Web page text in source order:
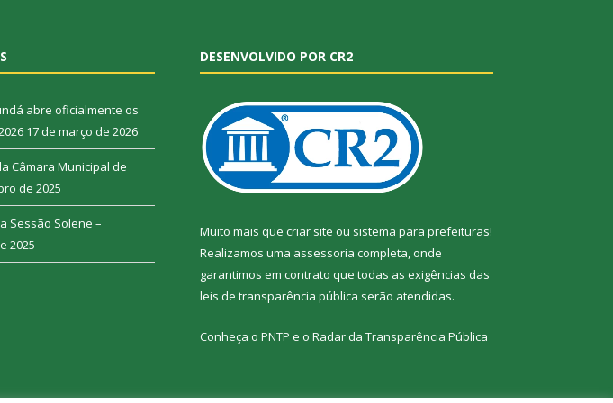
abre oficialmente os
17 de março de 2026
Câmara Municipal de
de 2025
Sessão Solene –
2025
DESENVOLVIDO POR CR2
Muito mais que criar site ou sistema para prefeituras!
Realizamos uma assessoria completa, onde
garantimos em contrato que todas as exigências das
leis de transparência pública serão atendidas.
Conheça o PNTP e o Radar da Transparência Pública